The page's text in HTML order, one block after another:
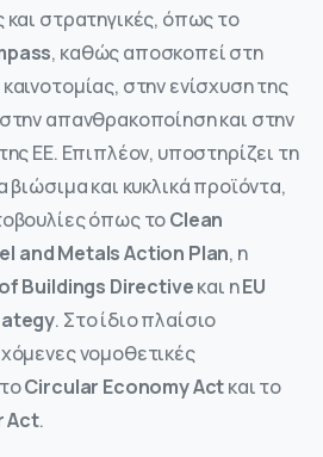
και στρατηγικές, όπως το
, καθώς αποσκοπεί στη
στην ενίσχυση της
απανθρακοποίηση και στην
ΕΕ. Επιπλέον, υποστηρίζει τη
βιώσιμα και κυκλικά προϊόντα,
όπως τοClean
and Metals Action Plan, η
Buildings Directiveκαι ηEU
. Στο ίδιο πλαίσιο
νομοθετικές
Circular Economy Actκαι το
Act.